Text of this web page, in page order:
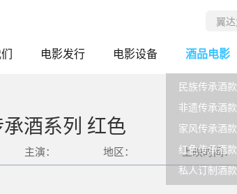
电影发行 电影设备 酒品电影
民族传承酒款
非遗传承酒款
家风传承酒款
红色传承酒款
私人订制酒款
酒系列 红色
主演： 地区： 上映时间：